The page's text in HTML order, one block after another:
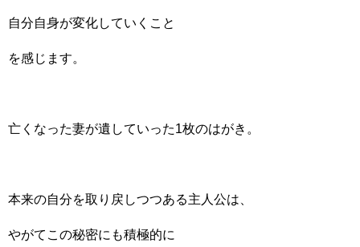
自分自身が変化していくこと
を感じます。
亡くなった妻が遺していった1枚のはがき。
本来の自分を取り戻しつつある主人公は、
やがてこの秘密にも積極的に